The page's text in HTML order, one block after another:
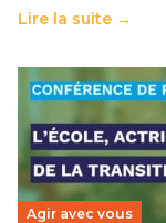
Lire la suite →
Agir avec vous